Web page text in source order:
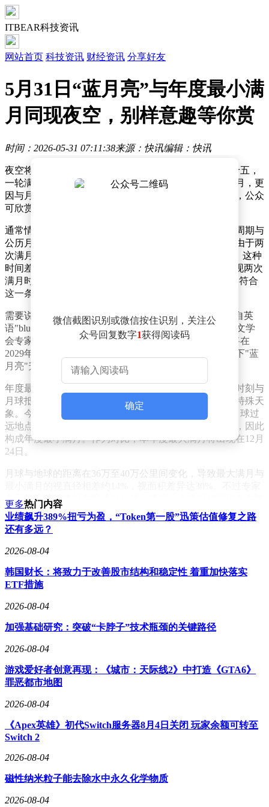
ITBEAR科技资讯
网站首页 科技资讯 财经资讯 分享好友
5月31日“蓝月亮”与年度最小满
月同现夜空，别样意趣等你赏
时间：2026-05-31 07:11:38来源：快讯编辑：快讯
夜空将迎来一场特殊的天文盛宴——5月31日农历四月十五，
一轮满月将现身苍穹。这轮满月不仅是本月的第二次满月，更
因与月球远地点接近而成为年度最小满月。若天气晴朗，公众
可欣赏到这轮与众不同的明月。
通常情况下，一个公历月只会出现一次满月，但受月相周期与
公历月份长度差异的影响，部分月份会出现两次满月。由于两
次满月间隔约29.53天，而公历月除2月外均为30或31天，这种
时间差导致个别月份会"容纳"两次满月。当一个月内出现两次
满月时，第二次满月被天文界称为"蓝月亮"。今年5月便符合
这一条件，分别在2日和31日迎来满月时刻。
需要说明的是，"蓝月亮"与月亮颜色无关。这个名称源自英
语"blue moon"的直译，最初用于形容罕见事件。中国天文学
会专家指出，该现象平均每2年多发生一次，下次出现将在
2029年1月。2023年8月31日，澳大利亚乔治湖就曾记录下"蓝
月亮"升起的景象。
年度最小满月的形成与月球轨道运行密切相关。当满月时刻与
月球抵达远地点的时间间隔小于24小时，就会产生这种特殊天
象。今年农历四月的满月出现在5月31日16时45分，而月球过
远地点时间为6月1日12时33分，两者仅相隔不到20小时，因此
构成年度最小满月。作为对比，本年度最大满月将出现在12月
24日。
月球与地球的距离在36万至40万公里间变化，导致最大满月与
表示，这种差距用肉眼难以分辨，建议公众使用相同设备在两
次满月时拍摄对比。2019年拍摄的资料显示，最大满月与最小
满月在视觉上存在明显差异。
"蓝月亮"与年度最小满月同时出现较为罕见，上一次同现要追
旷地带观赏这轮明月。初夏的夜晚，这轮特殊的满月将为夜空
增添独特魅力。
线索征集
聚焦民生热点
帮你解决难题
征集新闻线索
微信截图识别或微信按住识别，关注公
众号回复数字1获得阅读码
确定
更多热门内容
业绩飙升389%扭亏为盈，“Token第一股”迅策估值修复之路
还有多远？
2026-08-04
韩国财长：将致力于改善股市结构和稳定性 着重加快落实
ETF措施
2026-08-04
加强基础研究：突破“卡脖子”技术瓶颈的关键路径
2026-08-04
游戏爱好者创意再现：《城市：天际线2》中打造《GTA6》
罪恶都市地图
2026-08-04
《Apex英雄》初代Switch服务器8月4日关闭 玩家余额可转至
Switch 2
2026-08-04
磁性纳米粒子能去除水中永久化学物质
2026-08-04